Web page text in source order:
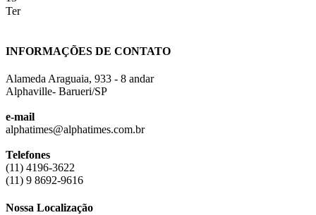
Ter
INFORMAÇÕES DE CONTATO
Alameda Araguaia, 933 - 8 andar
Alphaville- Barueri/SP
e-mail
alphatimes@alphatimes.com.br
Telefones
(11) 4196-3622
(11) 9 8692-9616
Nossa Localização